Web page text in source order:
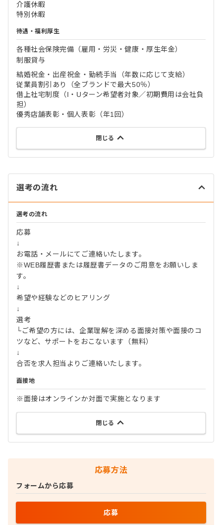
介護休暇
特別休暇
待遇・福利厚生
各種社会保険完備（雇用・労災・健康・厚生年金）
制服貸与
結婚祝金・出産祝金・勤続手当（年数に応じて支給）
従業員割引あり（全ブランドで最大50％）
借上社宅制度（I・Uターン希望者対象／初期費用は会社負
担）
優秀店舗表彰・個人表彰（年1回）
閉じる
選考の流れ
選考の流れ
応募
↓
お電話・メールにてご連絡いたします。
※WEB履歴書または履歴書データのご用意をお願いしま
す。
↓
希望や経験などのヒアリング
↓
選考
└ご希望の方には、企業理解を深める面接対策や面接のコ
ツなど、サポートをおこないます（無料）
↓
合否を求人担当よりご連絡いたします。
面接地
※面接はオンラインか対面で実施となります
閉じる
応募方法
フォームから応募
応募